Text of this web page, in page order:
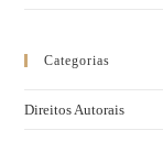
Categorias
Direitos Autorais